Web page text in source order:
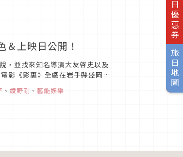
旅日優惠券
旅日地圖
上映日公開！
，並找來知名導演大友啓史以及
影《影裏》全戲在岩手縣盛岡市
電影《影裏》的...
、 綾野剛 、 藝能娛樂